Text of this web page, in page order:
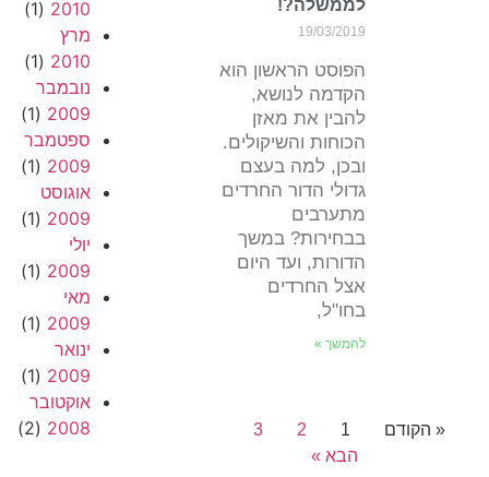
לממשלה?!
19/03/2019
הפוסט הראשון הוא
הקדמה לנושא,
להבין את מאזן
הכוחות והשיקולים.
ובכן, למה בעצם
גדולי הדור החרדים
מתערבים
בבחירות? במשך
הדורות, ועד היום
אצל החרדים
בחו"ל,
להמשך »
« הקודם 1
2
3
הבא »
2010
(1)
מרץ
2010
(1)
נובמבר
2009
(1)
ספטמבר
2009
(1)
אוגוסט
2009
(1)
יולי
2009
(1)
מאי
2009
(1)
ינואר
2009
(1)
אוקטובר
2008
(2)